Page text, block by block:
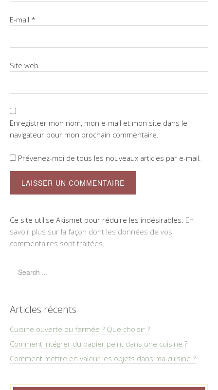
E-mail *
Site web
Enregistrer mon nom, mon e-mail et mon site dans le
navigateur pour mon prochain commentaire.
Prévenez-moi de tous les nouveaux articles par e-mail.
Ce site utilise Akismet pour réduire les indésirables. En
savoir plus sur la façon dont les données de vos
commentaires sont traitées.
Articles récents
Cuisine ouverte ou fermée ? Que choisir ?
Comment intégrer du papier peint dans une cuisine ?
Comment mettre en valeur les objets dans ma cuisine ?